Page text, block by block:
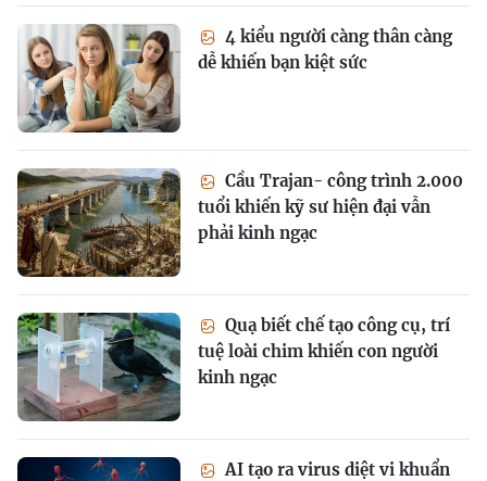
4 kiểu người càng thân càng
dễ khiến bạn kiệt sức
Cầu Trajan- công trình 2.000
tuổi khiến kỹ sư hiện đại vẫn
phải kinh ngạc
Quạ biết chế tạo công cụ, trí
tuệ loài chim khiến con người
kinh ngạc
AI tạo ra virus diệt vi khuẩn